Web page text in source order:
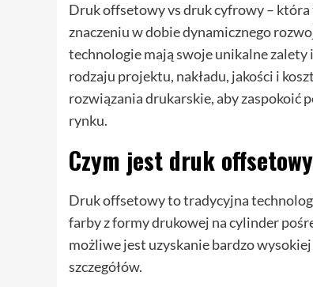
Druk offsetowy vs druk cyfrowy –
znaczeniu w dobie dynamicznego
technologie mają swoje unikalne
rodzaju projektu, nakładu, jakości i
rozwiązania drukarskie, aby zaspokoić
rynku.
Czym jest druk
Druk offsetowy to tradycyjna
farby z formy drukowej na cylinder
możliwe jest uzyskanie bardzo
szczegółów.